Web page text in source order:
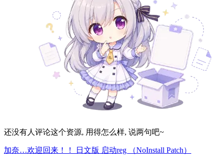
还没有人评论这个资源, 用得怎么样, 说两句吧~
加奈…欢迎回来！！ 日文版 启动reg （NoInstall Patch）